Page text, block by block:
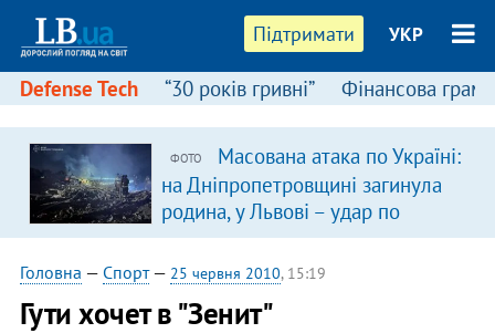
Підтримати УКР
Defense Tech “30 років гривні” Фінансова
ФОТО
Масована атака по Україні:
на Дніпропетровщині загинула
родина, у Львові – удар по
багатоповерхівках
(доповнюється)
Головна — Спорт— 25 червня 2010, 15:19
Гути хочет в "Зенит"